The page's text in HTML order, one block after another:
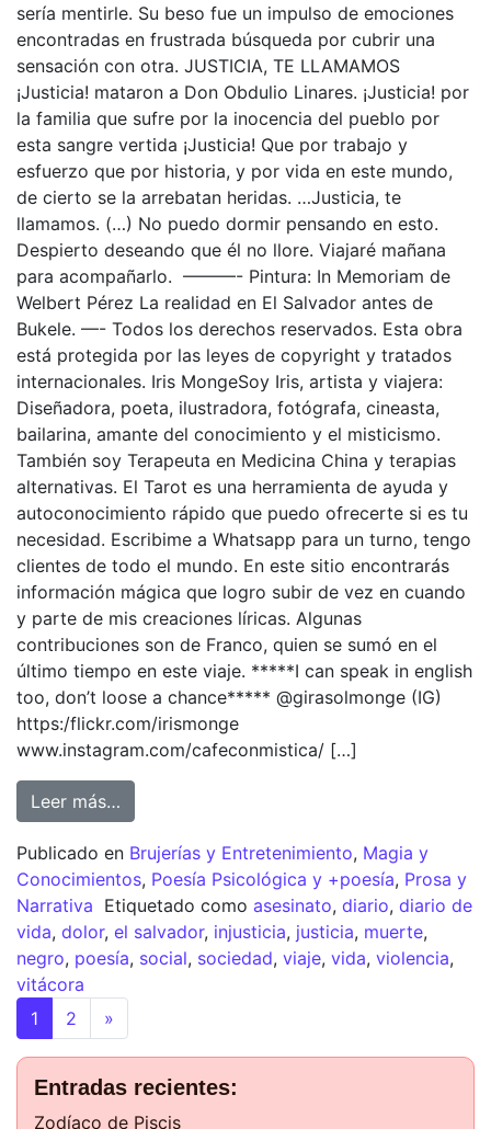
sería mentirle. Su beso fue un impulso de emociones
encontradas en frustrada búsqueda por cubrir una
sensación con otra. JUSTICIA, TE LLAMAMOS
¡Justicia! mataron a Don Obdulio Linares. ¡Justicia! por
la familia que sufre por la inocencia del pueblo por
esta sangre vertida ¡Justicia! Que por trabajo y
esfuerzo que por historia, y por vida en este mundo,
de cierto se la arrebatan heridas. …Justicia, te
llamamos. (…) No puedo dormir pensando en esto.
Despierto deseando que él no llore. Viajaré mañana
para acompañarlo. ———- Pintura: In Memoriam de
Welbert Pérez La realidad en El Salvador antes de
Bukele. —- Todos los derechos reservados. Esta obra
está protegida por las leyes de copyright y tratados
internacionales. Iris MongeSoy Iris, artista y viajera:
Diseñadora, poeta, ilustradora, fotógrafa, cineasta,
bailarina, amante del conocimiento y el misticismo.
También soy Terapeuta en Medicina China y terapias
alternativas. El Tarot es una herramienta de ayuda y
autoconocimiento rápido que puedo ofrecerte si es tu
necesidad. Escribime a Whatsapp para un turno, tengo
clientes de todo el mundo. En este sitio encontrarás
información mágica que logro subir de vez en cuando
y parte de mis creaciones líricas. Algunas
contribuciones son de Franco, quien se sumó en el
último tiempo en este viaje. *****I can speak in english
too, don’t loose a chance***** @girasolmonge (IG)
https:/flickr.com/irismonge
www.instagram.com/cafeconmistica/ […]
Leer más…
Publicado en Brujerías y Entretenimiento, Magia y
Conocimientos, Poesía Psicológica y +poesía, Prosa y
Narrativa Etiquetado como asesinato, diario, diario de
vida, dolor, el salvador, injusticia, justicia, muerte,
negro, poesía, social, sociedad, viaje, vida, violencia,
vitácora
1
2 »
Entradas recientes:
Zodíaco de Piscis